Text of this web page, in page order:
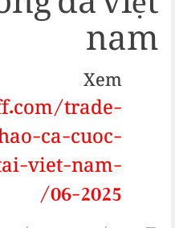
nam
Xem
trade-
ca-cuoc-
viet-nam-
06-2025/